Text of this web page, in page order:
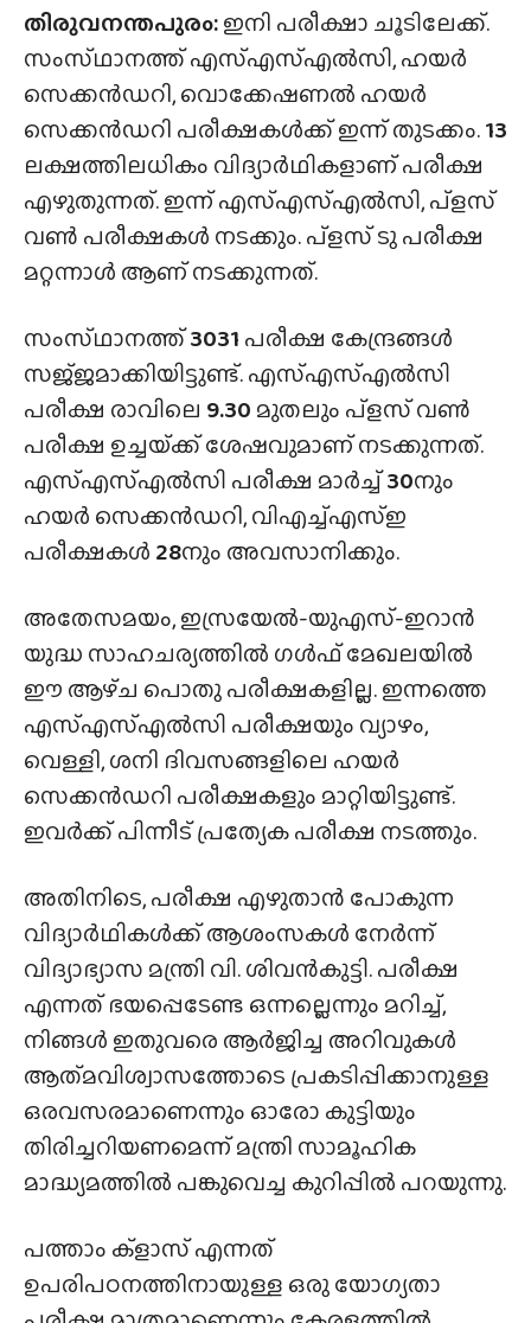
തിരുവനന്തപുരം:ഇനി പരീക്ഷാ ചൂടിലേക്ക്.
സംസ്‌ഥാനത്ത് എസ്എസ്എൽസി, ഹയർ
സെക്കൻഡറി, വൊക്കേഷണൽ ഹയർ
സെക്കൻഡറി പരീക്ഷകൾക്ക് ഇന്ന് തുടക്കം.13
ലക്ഷത്തിലധികം വിദ്യാർഥികളാണ് പരീക്ഷ
എഴുതുന്നത്. ഇന്ന് എസ്എസ്എൽസി, പ്ളസ്
വൺ പരീക്ഷകൾ നടക്കും. പ്ളസ് ടു പരീക്ഷ
മറ്റന്നാൾ ആണ് നടക്കുന്നത്.
സംസ്‌ഥാനത്ത്‌3031 പരീക്ഷ കേന്ദ്രങ്ങൾ
സജ്‌ജമാക്കിയിട്ടുണ്ട്. എസ്എസ്എൽസി
പരീക്ഷ രാവിലെ 9.30 മുതലും പ്ളസ് വൺ
പരീക്ഷ ഉച്ചയ്‌ക്ക് ശേഷവുമാണ് നടക്കുന്നത്.
എസ്എസ്എൽസി പരീക്ഷ മാർച്ച്30നും
ഹയർ സെക്കൻഡറി, വിഎച്ച്‌എസ്ഇ
പരീക്ഷകൾ 28നും അവസാനിക്കും.
അതേസമയം, ഇസ്രയേൽ-യുഎസ്-ഇറാൻ
യുദ്ധ സാഹചര്യത്തിൽ ഗൾഫ് മേഖലയിൽ
ഈ ആഴ്‌ച പൊതു പരീക്ഷകളില്ല. ഇന്നത്തെ
എസ്എസ്എൽസി പരീക്ഷയും വ്യാഴം,
വെള്ളി, ശനി ദിവസങ്ങളിലെ ഹയർ
സെക്കൻഡറി പരീക്ഷകളും മാറ്റിയിട്ടുണ്ട്.
ഇവർക്ക് പിന്നീട് പ്രത്യേക പരീക്ഷ നടത്തും.
അതിനിടെ, പരീക്ഷ എഴുതാൻ പോകുന്ന
വിദ്യാർഥികൾക്ക് ആശംസകൾ നേർന്ന്
വിദ്യാഭ്യാസ മന്ത്രി വി. ശിവൻകുട്ടി. പരീക്ഷ
എന്നത് ഭയപ്പെടേണ്ട ഒന്നല്ലെന്നും മറിച്ച്,
നിങ്ങൾ ഇതുവരെ ആർജിച്ച അറിവുകൾ
ആത്‌മവിശ്വാസത്തോടെ പ്രകടിപ്പിക്കാനുള്ള
ഒരവസരമാണെന്നും ഓരോ കുട്ടിയും
തിരിച്ചറിയണമെന്ന് മന്ത്രി സാമൂഹിക
മാദ്ധ്യമത്തിൽ പങ്കുവെച്ച കുറിപ്പിൽ പറയുന്നു.
പത്താം ക്ളാസ് എന്നത്
ഉപരിപഠനത്തിനായുള്ള ഒരു യോഗ്യതാ